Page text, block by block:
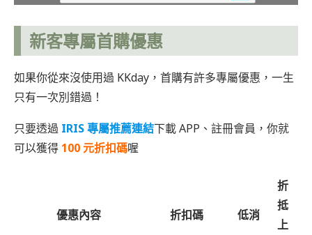
新客專屬首購優惠
如果你從來沒使用過 KKday，首購有許多專屬優惠，一生
只有一次別錯過！
只要透過 IRIS 專屬推薦連結下載 APP、註冊會員，你就
可以獲得 100 元折扣碼喔
優惠內容 折扣碼 低消
折
抵
上